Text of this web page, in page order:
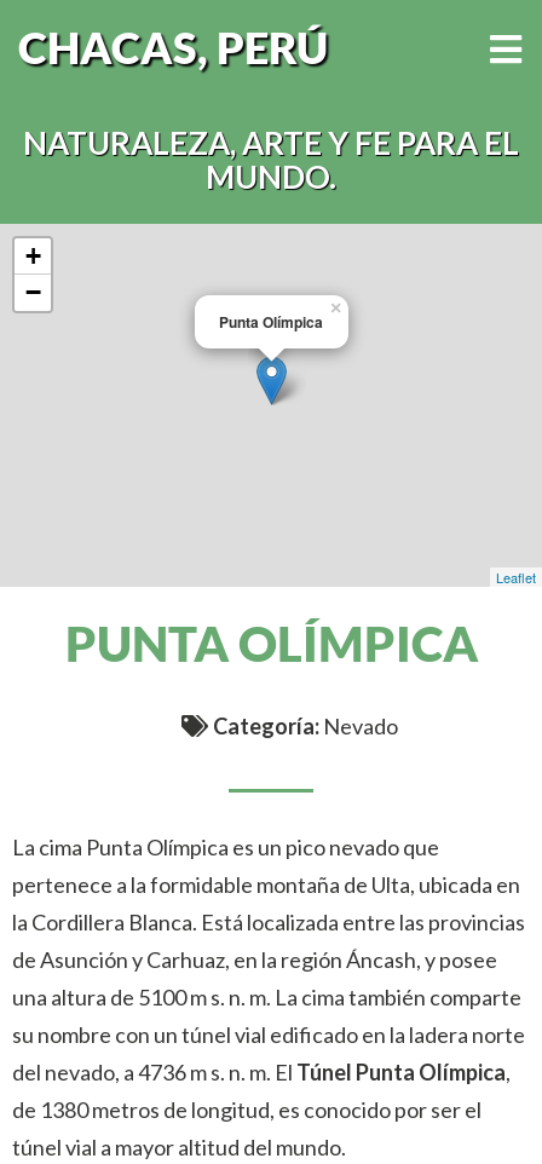
CHACAS, PERÚ
NATURALEZA, ARTE Y FE PARA EL
MUNDO.
Punta Olímpica
×
+
−
Leaflet
PUNTA OLÍMPICA
Categoría:Nevado
La cima Punta Olímpica es un pico nevado que
pertenece a la formidable montaña de Ulta, ubicada en
la Cordillera Blanca. Está localizada entre las provincias
de Asunción y Carhuaz, en la región Áncash, y posee
una altura de 5100 m s. n. m. La cima también comparte
su nombre con un túnel vial edificado en la ladera norte
del nevado, a 4736 m s. n. m. El Túnel Punta Olímpica,
de 1380 metros de longitud, es conocido por ser el
túnel vial a mayor altitud del mundo.